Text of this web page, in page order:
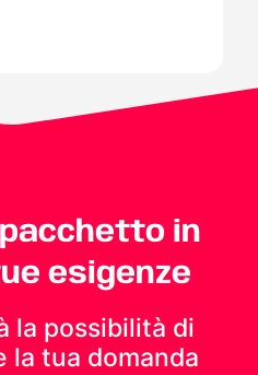
in
esigenze
la possibilità di
la tua domanda